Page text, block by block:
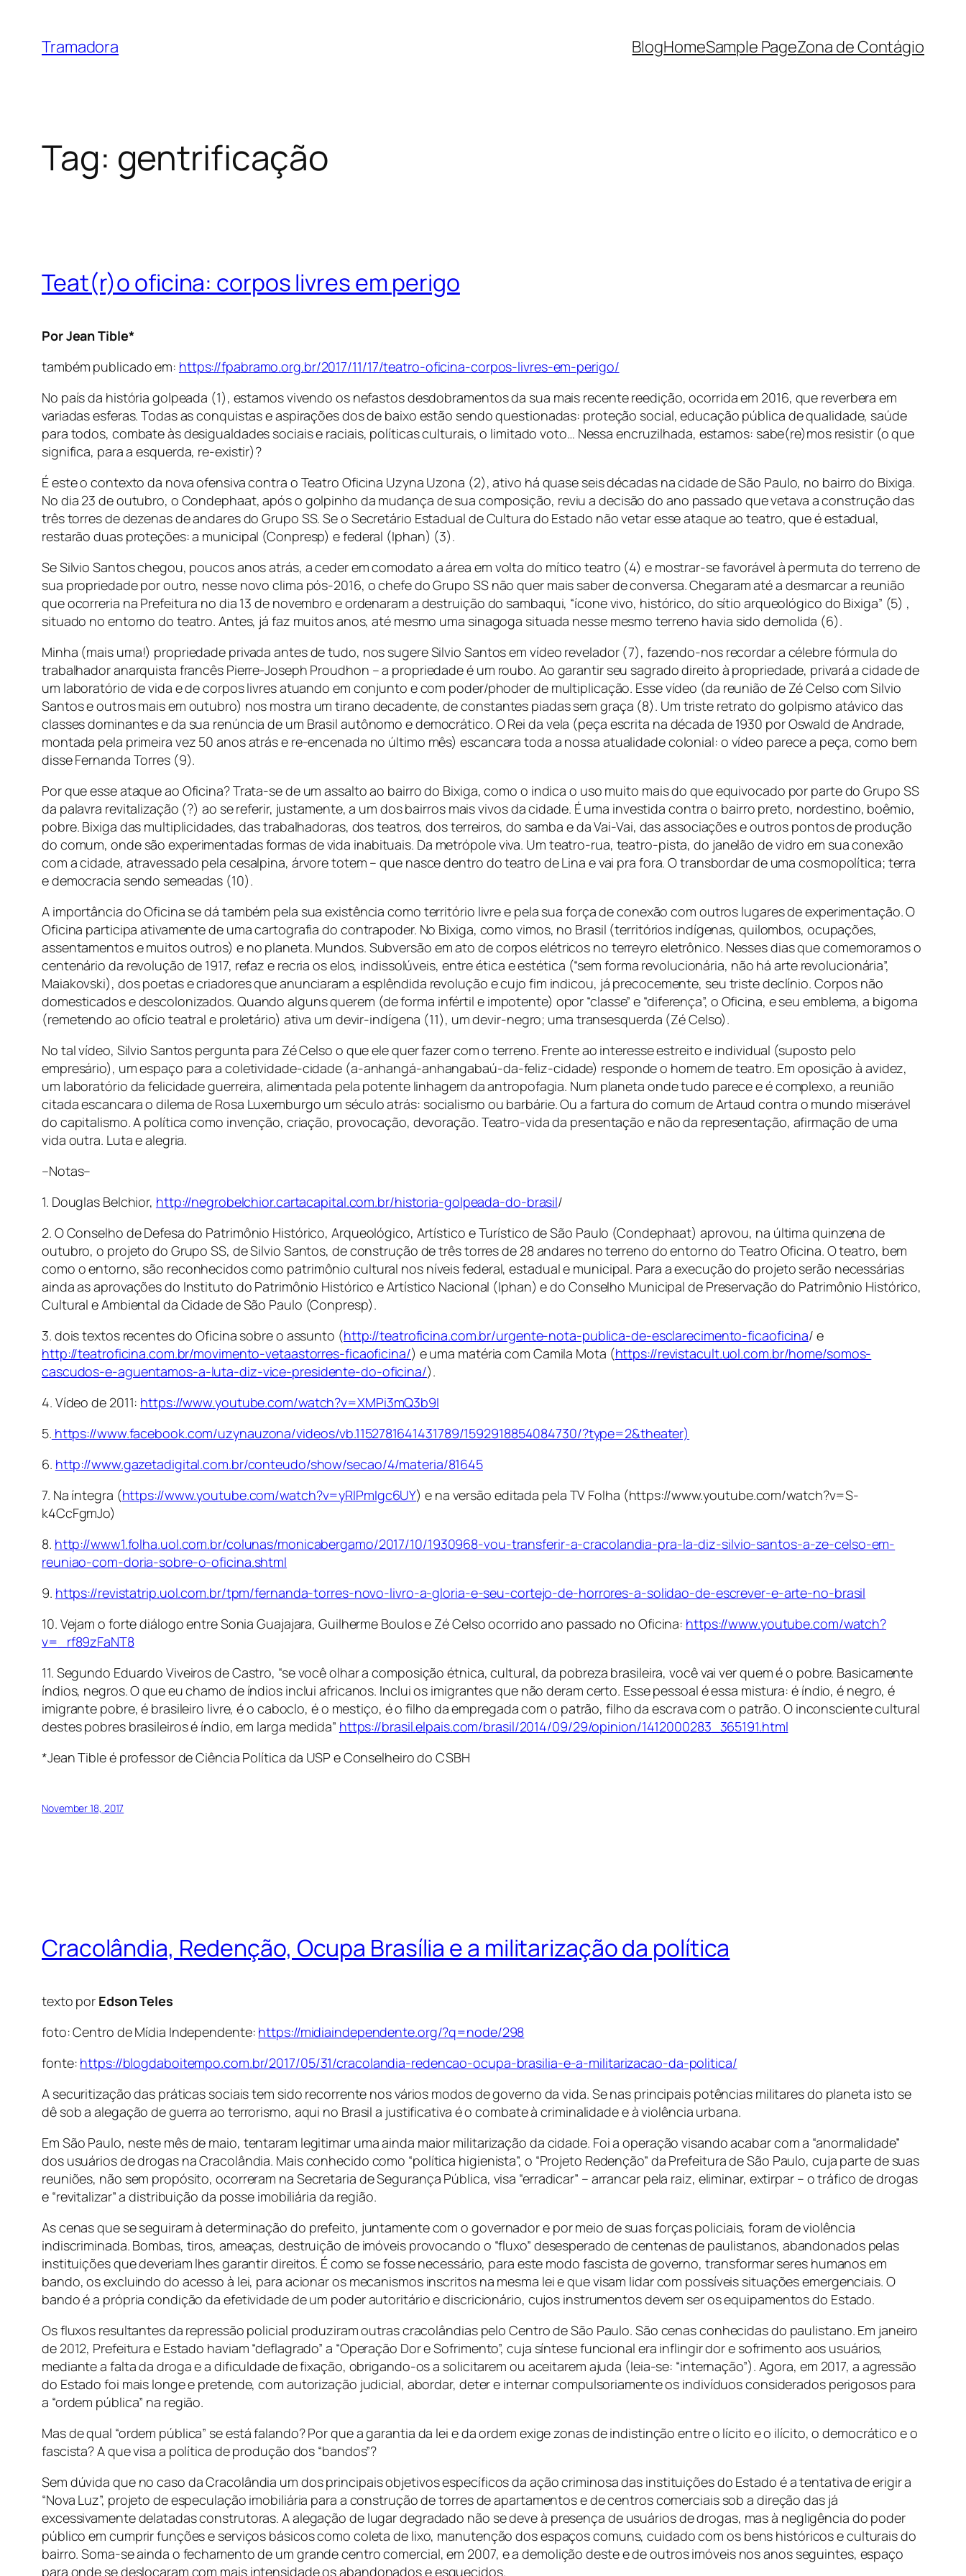
content
Tramadora BlogHomeSample PageZona de Contágio
Tag: gentrificação
Teat(r)o oficina: corpos livres em perigo
Por Jean Tible*
também publicado em: https://fpabramo.org.br/2017/11/17/teatro-oficina-corpos-livres-em-perigo/
No país da história golpeada (1), estamos vivendo os nefastos desdobramentos da sua mais recente reedição, ocorrida em 2016, que reverbera em
variadas esferas. Todas as conquistas e aspirações dos de baixo estão sendo questionadas: proteção social, educação pública de qualidade, saúde
para todos, combate às desigualdades sociais e raciais, políticas culturais, o limitado voto… Nessa encruzilhada, estamos: sabe(re)mos resistir (o que
significa, para aesquerda, re-existir)?
É este o contexto da nova ofensiva contra o Teatro Oficina Uzyna Uzona (2), ativo há quase seis décadas na cidade de São Paulo, no bairro do Bixiga.
No dia 23 de outubro, o Condephaat, após o golpinho da mudança de sua composição, reviu a decisão do ano passado que vetava a construção das
três torres de dezenas de andares do Grupo SS. Se o Secretário Estadual de Cultura do Estado não vetar esse ataque ao teatro, que é estadual,
restarão duas proteções: a municipal (Conpresp) e federal (Iphan) (3).
Se Silvio Santos chegou, poucos anos atrás, a ceder em comodato a área em volta do mítico teatro (4) e mostrar-se favorável à permuta do terreno de
sua propriedade por outro, nesse novo clima pós-2016, o chefe do Grupo SS não quer mais saber de conversa. Chegaram até a desmarcar a reunião
que ocorreria na Prefeitura no dia 13 de novembro e ordenaram a destruição do sambaqui, “ícone vivo, histórico, do sítio arqueológico do Bixiga” (5) ,
situado no entorno do teatro. Antes, já faz muitos anos, até mesmo uma sinagoga situada nesse mesmo terreno havia sido demolida (6).
Minha (mais uma!) propriedade privada antes de tudo, nos sugere Silvio Santos em vídeo revelador (7), fazendo-nos recordar a célebre fórmula do
trabalhador anarquista francês Pierre-Joseph Proudhon – a propriedade é um roubo. Ao garantir seu sagradodireito à propriedade, privará a cidade de
um laboratório de vida e de corpos livres atuando em conjunto e com poder/phoder de multiplicação. Esse vídeo (da reunião de Zé Celso com Silvio
Santos e outros mais em outubro) nos mostra um tirano decadente, de constantes piadas sem graça (8). Um triste retrato do golpismo atávico das
classes dominantes e da sua renúncia de um Brasil autônomo e democrático. O Rei da vela (peça escrita na década de 1930 por Oswald de Andrade,
montada pela primeira vez 50 anos atrás e re-encenada no último mês) escancara toda a nossa atualidade colonial: o vídeo parece a peça, como bem
disse Fernanda Torres (9).
Por que esse ataque ao Oficina? Trata-se de um assalto ao bairro do Bixiga, como o indica o uso muito mais do que equivocado por parte do Grupo SS
da palavra revitalização (?) ao se referir, justamente, a um dos bairros mais vivos da cidade. É uma investida contra o bairro preto, nordestino, boêmio,
pobre. Bixiga das multiplicidades, das trabalhadoras, dos teatros, dos terreiros, do samba e da Vai-Vai, das associações e outros pontos de produção
do comum, onde são experimentadas formas de vida inabituais. Da metrópole viva. Um teatro-rua, teatro-pista, do janelão de vidro em sua conexão
com a cidade, atravessado pela cesalpina, árvore totem – que nasce dentro do teatro de Lina e vai pra fora. O transbordar de uma cosmopolítica; terra
e democracia sendo semeadas (10).
A importância do Oficina se dá também pela sua existência como território livre e pela sua força de conexão com outros lugares de experimentação. O
Oficina participa ativamente de uma cartografia do contrapoder. No Bixiga, como vimos, no Brasil (territórios indígenas, quilombos, ocupações,
assentamentos e muitos outros) e no planeta. Mundos. Subversão em ato de corpos elétricos no terreyro eletrônico. Nesses dias que comemoramos o
centenário da revolução de 1917, refaz e recria os elos, indissolúveis, entre ética e estética (“sem forma revolucionária, não há arte revolucionária”,
Maiakovski), dos poetas e criadores que anunciaram a esplêndida revolução e cujo fim indicou, já precocemente, seu triste declínio. Corpos não
domesticados e descolonizados. Quando alguns querem (de forma infértil e impotente) opor “classe” e “diferença”, o Oficina, e seu emblema, a bigorna
(remetendo ao ofício teatral e proletário) ativa um devir-indígena (11), um devir-negro; uma transesquerda (Zé Celso).
No tal vídeo, Silvio Santos pergunta para Zé Celso o que ele quer fazer com o terreno. Frente ao interesse estreito e individual (suposto pelo
empresário), um espaço para a coletividade-cidade (a-anhangá-anhangabaú-da-feliz-cidade) responde o homem de teatro. Em oposição à avidez,
um laboratório da felicidade guerreira, alimentada pela potente linhagem da antropofagia. Num planeta onde tudo parece e é complexo, a reunião
citada escancara o dilema de Rosa Luxemburgo um século atrás: socialismo ou barbárie. Ou a fartura do comum de Artaud contra o mundo miserável
do capitalismo. A política como invenção, criação, provocação, devoração. Teatro-vida da presentação e não da representação, afirmação de uma
vida outra. Luta e alegria.
–Notas–
1. Douglas Belchior, http://negrobelchior.cartacapital.com.br/historia-golpeada-do-brasil/
2. O Conselho de Defesa do Patrimônio Histórico, Arqueológico, Artístico e Turístico de São Paulo (Condephaat) aprovou, na última quinzena de
outubro, o projeto do Grupo SS, de Silvio Santos, de construção de três torres de 28 andares no terreno do entorno do Teatro Oficina. O teatro, bem
como o entorno, são reconhecidos como patrimônio cultural nos níveis federal, estadual e municipal. Para a execução do projeto serão necessárias
ainda as aprovações do Instituto do Patrimônio Histórico e Artístico Nacional (Iphan) e do Conselho Municipal de Preservação do Patrimônio Histórico,
Cultural e Ambiental da Cidade de São Paulo (Conpresp).
3. dois textos recentes do Oficina sobre o assunto (http://teatroficina.com.br/urgente-nota-publica-de-esclarecimento-ficaoficina/ e
http://teatroficina.com.br/movimento-vetaastorres-ficaoficina/) e uma matéria com Camila Mota (https://revistacult.uol.com.br/home/somos-
cascudos-e-aguentamos-a-luta-diz-vice-presidente-do-oficina/).
4. Vídeo de 2011: https://www.youtube.com/watch?v=XMPi3mQ3b9I
5. https://www.facebook.com/uzynauzona/videos/vb.1152781641431789/1592918854084730/?type=2&theater)
6. http://www.gazetadigital.com.br/conteudo/show/secao/4/materia/81645
7. Na íntegra (https://www.youtube.com/watch?v=yRlPmIgc6UY) e na versão editada pela TV Folha (https://www.youtube.com/watch?v=S-
k4CcFgmJo)
8. http://www1.folha.uol.com.br/colunas/monicabergamo/2017/10/1930968-vou-transferir-a-cracolandia-pra-la-diz-silvio-santos-a-ze-celso-em-
reuniao-com-doria-sobre-o-oficina.shtml
9. https://revistatrip.uol.com.br/tpm/fernanda-torres-novo-livro-a-gloria-e-seu-cortejo-de-horrores-a-solidao-de-escrever-e-arte-no-brasil
10. Vejam o forte diálogo entre Sonia Guajajara, Guilherme Boulos e Zé Celso ocorrido ano passado no Oficina: https://www.youtube.com/watch?
v=_rf89zFaNT8
11. Segundo Eduardo Viveiros de Castro, “se você olhar a composição étnica, cultural, da pobreza brasileira, você vai ver quem é o pobre. Basicamente
índios, negros. O que eu chamo de índios inclui africanos. Inclui os imigrantes que não deram certo. Esse pessoal é essa mistura: é índio, é negro, é
imigrante pobre, é brasileiro livre, é o caboclo, é o mestiço, é o filho da empregada com o patrão, filho da escrava com o patrão. O inconsciente cultural
destes pobres brasileiros é índio, em larga medida” https://brasil.elpais.com/brasil/2014/09/29/opinion/1412000283_365191.html
*Jean Tible é professor de Ciência Política da USP e Conselheiro do CSBH
November 18, 2017
Cracolândia, Redenção, Ocupa Brasília e a militarização da política
texto por Edson Teles
foto: Centro de Mídia Independente: https://midiaindependente.org/?q=node/298
fonte: https://blogdaboitempo.com.br/2017/05/31/cracolandia-redencao-ocupa-brasilia-e-a-militarizacao-da-politica/
A securitização das práticas sociais tem sido recorrente nos vários modos de governo da vida. Se nas principais potências militares do planeta isto se
dê sob a alegação de guerra ao terrorismo, aqui no Brasil a justificativa é o combate à criminalidade e à violência urbana.
Em São Paulo, neste mês de maio, tentaram legitimar uma ainda maior militarização da cidade. Foi a operação visando acabar com a “anormalidade”
dos usuários de drogas na Cracolândia. Mais conhecido como “política higienista”, o “Projeto Redenção” da Prefeitura de São Paulo, cuja parte de suas
reuniões, não sem propósito, ocorreram na Secretaria de Segurança Pública, visa “erradicar” – arrancar pela raiz, eliminar, extirpar – o tráfico de drogas
e “revitalizar” a distribuição da posse imobiliária da região.
As cenas que se seguiram à determinação do prefeito, juntamente com o governador e por meio de suas forças policiais, foram de violência
indiscriminada. Bombas, tiros, ameaças, destruição de imóveis provocando o “fluxo” desesperado de centenas de paulistanos, abandonados pelas
instituições que deveriam lhes garantir direitos. É como se fosse necessário, para este modo fascista de governo, transformar seres humanos em
bando, os excluindo do acesso à lei, para acionar os mecanismos inscritos na mesma lei e que visam lidar com possíveis situações emergenciais. O
bando é a própria condição da efetividade de um poder autoritário e discricionário, cujos instrumentos devem ser os equipamentos do Estado.
Os fluxos resultantes da repressão policial produziram outras cracolândias pelo Centro de São Paulo. São cenas conhecidas do paulistano. Em janeiro
de 2012, Prefeitura e Estado haviam “deflagrado” a “Operação Dor e Sofrimento”, cuja síntese funcional era inflingir dor e sofrimento aos usuários,
mediante a falta da droga e a dificuldade de fixação, obrigando-os a solicitarem ou aceitarem ajuda (leia-se: “internação”). Agora, em 2017, a agressão
do Estado foi mais longe e pretende, com autorização judicial, abordar, deter e internar compulsoriamente os indivíduos considerados perigosos para
a “ordem pública” na região.
Mas de qual “ordem pública” se está falando? Por que a garantia da lei e da ordem exige zonas de indistinção entre o lícito e o ilícito, o democrático e o
fascista? A que visa a política de produção dos “bandos”?
Sem dúvida que no caso da Cracolândia um dos principais objetivos específicos da ação criminosa das instituições do Estado é a tentativa de erigir a
“Nova Luz”, projeto de especulação imobiliária para a construção de torres de apartamentos e de centros comerciais sob a direção das já
excessivamente delatadas construtoras. A alegação de lugar degradado não se deve à presença de usuários de drogas, mas à negligência do poder
público em cumprir funções e serviços básicos como coleta de lixo, manutenção dos espaços comuns, cuidado com os bens históricos e culturais do
bairro. Soma-se ainda o fechamento de um grande centro comercial, em 2007, e a demolição deste e de outros imóveis nos anos seguintes, espaço
para onde se deslocaram com mais intensidade os abandonados e esquecidos.